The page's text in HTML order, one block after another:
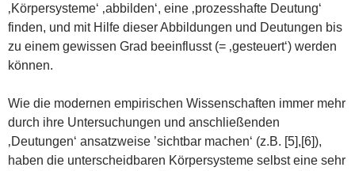
‚Körpersysteme‘ ‚abbilden‘, eine ‚prozesshafte Deutung‘
finden, und mit Hilfe dieser Abbildungen und Deutungen bis
zu einem gewissen Grad beeinflusst (= ‚gesteuert‘) werden
können.
Wie die modernen empirischen Wissenschaften immer mehr
durch ihre Untersuchungen und anschließenden
‚Deutungen‘ ansatzweise ’sichtbar machen‘ (z.B. [5],[6]),
haben die unterscheidbaren Körpersysteme selbst eine sehr